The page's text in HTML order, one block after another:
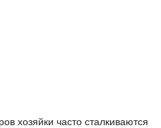
хозяйки часто сталкиваются